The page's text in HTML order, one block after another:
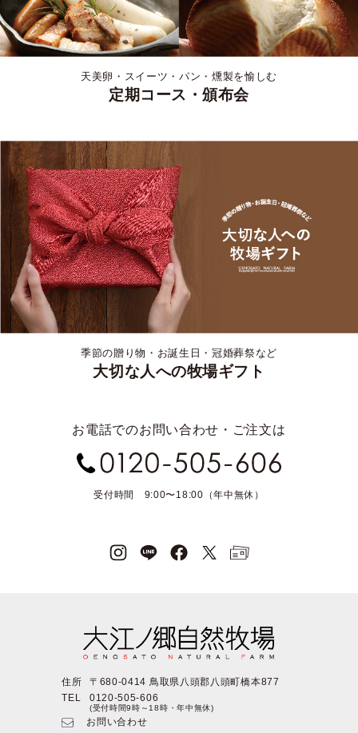
天美卵・スイーツ・パン・燻製を愉しむ
定期コース・頒布会
季節の贈り物・お誕生日・冠婚葬祭など
大切な人への牧場ギフト
お電話でのお問い合わせ・ご注文は
受付時間 9:00〜18:00（年中無休）
住所
〒680-0414 鳥取県八頭郡八頭町橋本877
TEL
0120-505-606
(受付時間9時～18時・年中無休)
お問い合わせ